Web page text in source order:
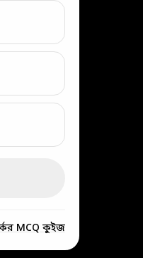
MCQ কুইজ